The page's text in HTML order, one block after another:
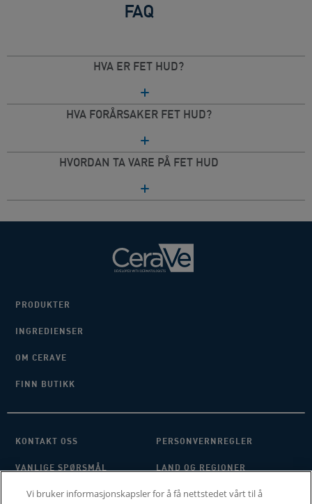
FAQ
HVA ER FET HUD?
HVA FORÅRSAKER FET HUD?
HVORDAN TA VARE PÅ FET HUD
PRODUKTER
INGREDIENSER
OM CERAVE
FINN BUTIKK
KONTAKT OSS PERSONVERNREGLER
VANLIGE SPØRSMÅL LAND OG REGIONER
VILKÅR OG BETINGELSER
MINE INNSTILLINGER FOR
Vi bruker informasjonskapsler for å få nettstedet vårt til å